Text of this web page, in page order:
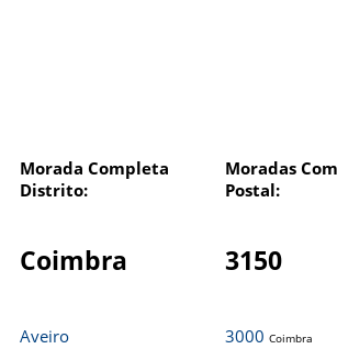
Morada Completa
Distrito:
Moradas
Postal:
Coimbra 3150
Aveiro
3000 Coimbra